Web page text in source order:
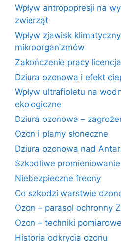
Wpływ antropopresji na
zwierząt
Wpływ zjawisk
mikroorganizmów
Zakończenie pracy
Dziura ozonowa i efekt
Wpływ ultrafioletu na
ekologiczne
Dziura ozonowa –
Ozon i plamy słoneczne
Dziura ozonowa nad
Szkodliwe promieniowanie
Niebezpieczne freony
Co szkodzi warstwie
Ozon – parasol ochronny
Ozon – techniki pomiarowe
Historia odkrycia ozonu